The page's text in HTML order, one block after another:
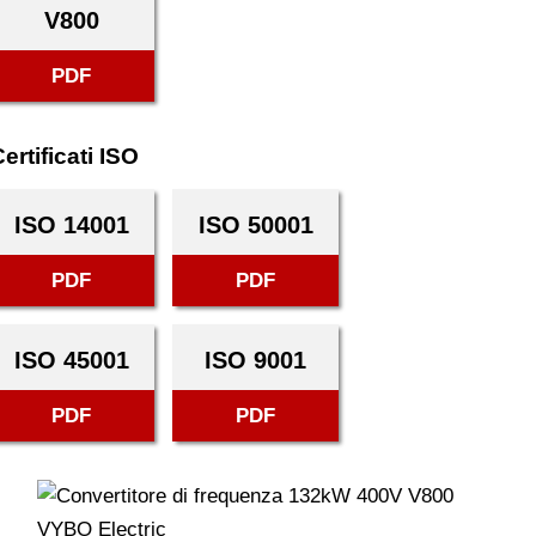
V800
PDF
ISO
ISO 14001
PDF
ISO 50001
PDF
ISO 45001
PDF
ISO 9001
PDF